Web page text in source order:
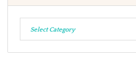
Select Category